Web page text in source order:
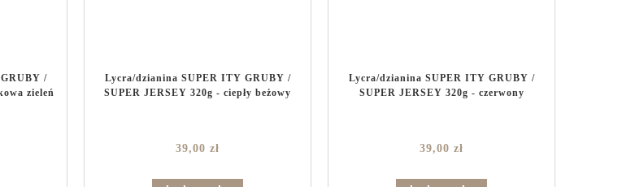
/
zieleń
Lycra/dzianina SUPER ITY GRUBY /
SUPER JERSEY 320g - ciepły beżowy
39,00 zł
Lycra/dzianina SUPER ITY GRUBY /
SUPER JERSEY 320g - czerwony
39,00 zł